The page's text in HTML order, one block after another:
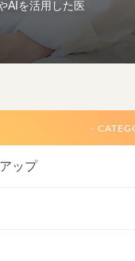
AIを活用した医
-
ップ